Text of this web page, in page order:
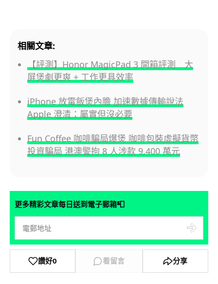
相關文章:
【評測】Honor MagicPad 3 開箱評測 大
屏煲劇更爽 + 工作更具效率
iPhone 放電飯煲內膽 加速數據傳輸說法
Apple 澄清：屬實但沒必要
Fun Coffee 咖啡騙局爆煲 咖啡包裝虛擬貨幣
投資騙局 港澳警拘 8 人涉款 9,400 萬元
更多精彩文章每日送到電子郵箱📮
讚好0 看留言 分享